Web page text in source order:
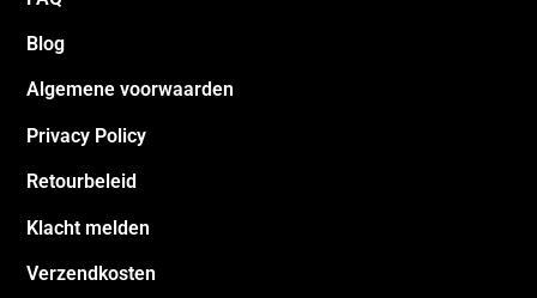
Blog
Algemene voorwaarden
Privacy Policy
Retourbeleid
Klacht melden
Verzendkosten